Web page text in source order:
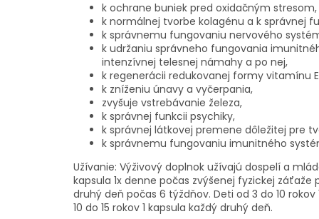
k ochrane buniek pred oxidačným stresom,
k normálnej tvorbe kolagénu a k správnej
k správnemu fungovaniu nervového
k udržaniu správneho fungovania
intenzívnej telesnej námahy a po nej,
k regenerácii redukovanej formy vitamínu
k zníženiu únavy a vyčerpania,
zvyšuje vstrebávanie železa,
k správnej funkcii psychiky,
k správnej látkovej premene dôležitej pre
k správnemu fungovaniu imunitného
Užívanie: Výživový doplnok užívajú dospelí a
kapsula 1x denne počas zvýšenej fyzickej záťaže
druhý deň počas 6 týždňov. Deti od 3 do 10 rokov
10 do 15 rokov 1 kapsula každý druhý deň.